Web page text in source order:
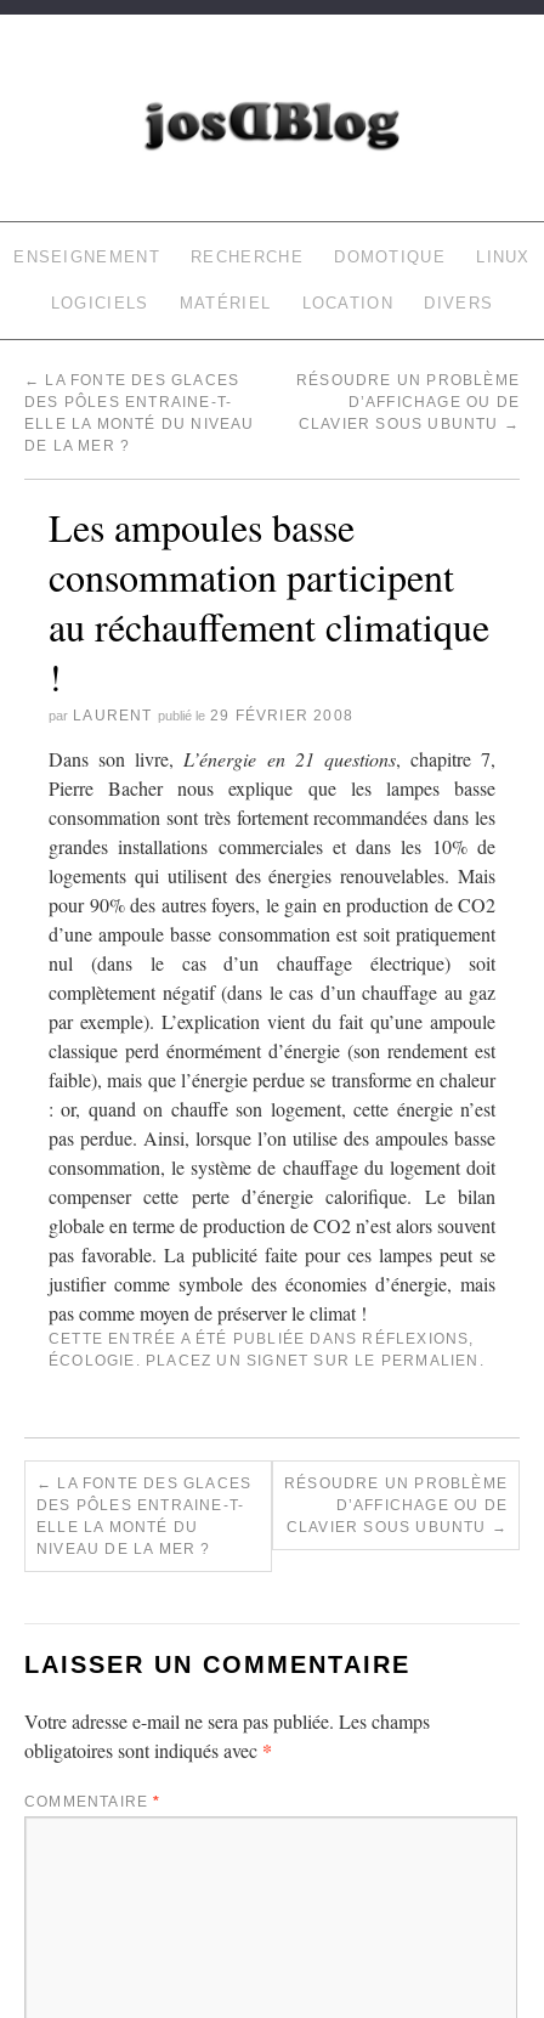
ENSEIGNEMENT RECHERCHE DOMOTIQUE LINUX
LOGICIELS MATÉRIEL LOCATION DIVERS
← LA FONTE DES GLACES
DES PÔLES ENTRAINE-T-
ELLE LA MONTÉ DU NIVEAU
DE LA MER ?
RÉSOUDRE UN PROBLÈME
D’AFFICHAGE OU DE
CLAVIER SOUS UBUNTU
→
Les ampoules basse
consommation participent
au réchauffement climatique
!
par LAURENT publié le 29 FÉVRIER 2008
Dans son livre, L’énergie en 21 questions, chapitre 7,
Pierre Bacher nous explique que les lampes basse
consommation sont très fortement recommandées dans les
grandes installations commerciales et dans les 10% de
logements qui utilisent des énergies renouvelables. Mais
pour 90% des autres foyers, le gain en production de CO2
d’une ampoule basse consommation est soit pratiquement
nul (dans le cas d’un chauffage électrique) soit
complètement négatif (dans le cas d’un chauffage au gaz
par exemple). L’explication vient du fait qu’une ampoule
classique perd énormément d’énergie (son rendement est
faible), mais que l’énergie perdue se transforme en chaleur
: or, quand on chauffe son logement, cette énergie n’est
pas perdue. Ainsi, lorsque l’on utilise des ampoules basse
consommation, le système de chauffage du logement doit
compenser cette perte d’énergie calorifique. Le bilan
globale en terme de production de CO2 n’est alors souvent
pas favorable. La publicité faite pour ces lampes peut se
justifier comme symbole des économies d’énergie, mais
pas comme moyen de préserver le climat !
CETTE ENTRÉE A ÉTÉ PUBLIÉE DANS RÉFLEXIONS
ÉCOLOGIE
. PLACEZ UN SIGNET SUR LE PERMALIEN
← LA FONTE DES GLACES
DES PÔLES ENTRAINE-T-
ELLE LA MONTÉ DU
NIVEAU DE LA MER ?
RÉSOUDRE UN PROBLÈME
D’AFFICHAGE OU DE
CLAVIER SOUS UBUNTU
→
LAISSER UN COMMENTAIRE
Votre adresse e-mail ne sera pas publiée. Les champs
obligatoires sont indiqués avec *
COMMENTAIRE*